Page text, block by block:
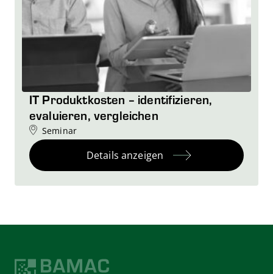
IT Produktkosten – identifizieren,
evaluieren, vergleichen
Seminar
Details anzeigen